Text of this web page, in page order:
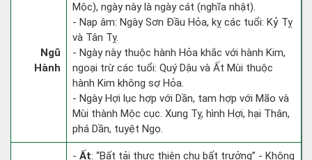
Ngũ
Hành
Mộc), ngày này là ngày cát (nghĩa nhật).
- Nạp âm: Ngày Sơn Đầu Hỏa, kỵ các tuổi: Kỷ Tỵ
và Tân Tỵ.
- Ngày này thuộc hành Hỏa khắc với hành Kim,
ngoại trừ các tuổi: Quý Dậu và Ất Mùi thuộc
hành Kim không sợ Hỏa.
- Ngày Hợi lục hợp với Dần, tam hợp với Mão và
Mùi thành Mộc cục. Xung Tỵ, hình Hợi, hại Thân,
phá Dần, tuyệt Ngọ.
- Ất: “Bất tải thực thiên chu bất trưởng” - Không